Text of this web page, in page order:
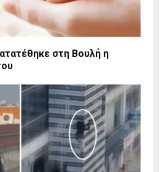
στη Βουλή η